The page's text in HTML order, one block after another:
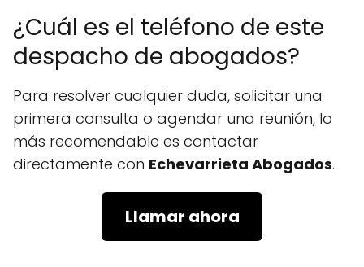
¿Cuál es el teléfono de este
despacho de abogados?
Para resolver cualquier duda, solicitar una
primera consulta o agendar una reunión, lo
más recomendable es contactar
directamente con Echevarrieta Abogados.
Llamar ahora